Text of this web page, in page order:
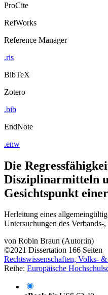
Die
Disziplinarmitteln
Gesichtspunkt
Herleitung eines
vonRobin Braun (Autor:in)
©2021 Dissertation 166 Seiten
Rechtswissenschaften, Volks-